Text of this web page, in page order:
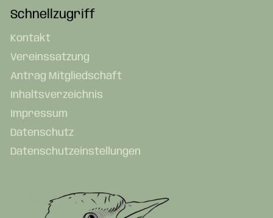
Schnellzugriff
Kontakt
Vereinssatzung
Antrag Mitgliedschaft
Inhaltsverzeichnis
Impressum
Datenschutz
Datenschutzeinstellungen